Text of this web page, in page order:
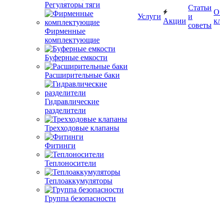
Регуляторы тяги
Фирменные
комплектующие
Буферные емкости
Расширительные баки
Гидравлические
разделители
Трехходовые клапаны
Фитинги
Теплоносители
Теплоаккумуляторы
Группа безопасности
Услуги
Акции
Статьи
и
советы